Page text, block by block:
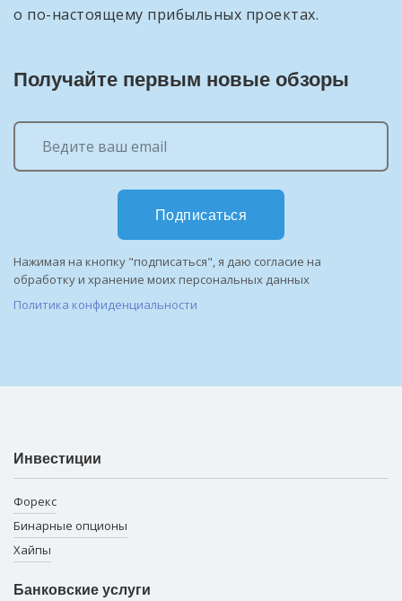
о по-настоящему прибыльных проектах.
Получайте первым новые обзоры
Подписаться
Нажимая на кнопку "подписаться", я даю согласие на
обработку и хранение моих персональных данных
Политика конфиденциальности
Инвестиции
Форекс
Бинарные опционы
Хайпы
Банковские услуги